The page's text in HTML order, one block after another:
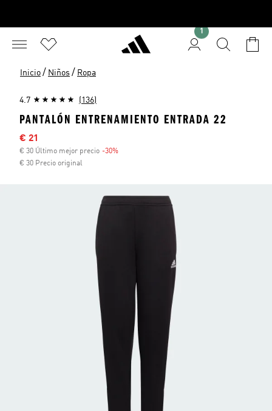
1
Inicio / Niños / Ropa
4.7 (136)
PANTALÓN ENTRENAMIENTO ENTRADA 22
Precio rebajado
€ 21
€ 30 Último mejor precio -30%
€ 30 Precio original